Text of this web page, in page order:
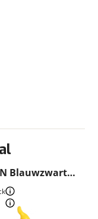
Blauwzwart